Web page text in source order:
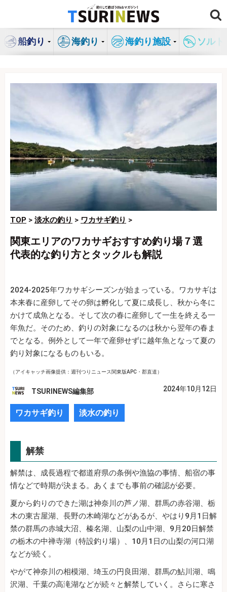
ン
船釣り 海釣り 海釣り施設 ソル
TOP > 淡水の釣り > ワカサギ釣り >
関東エリアのワカサギおすすめ釣り場７選
代表的な釣り方とタックルも解説
2024-2025年ワカサギシーズンが始まっている。ワカサギは
本来春に産卵してその卵は孵化して夏に成長し、秋から冬に
かけて成魚となる。そして次の春に産卵して一生を終える一
年魚だ。そのため、釣りの対象になるのは秋から翌年の春ま
でとなる。例外として一年で産卵せずに越年魚となって夏の
釣り対象になるものもいる。
（アイキャッチ画像提供：週刊つりニュース関東版APC・郡直道）
TSURINEWS編集部 2024年10月12日
ワカサギ釣り 淡水の釣り
解禁
解禁は、成長過程で都道府県の条例や漁協の事情、船宿の事
情などで時期が決まる。あくまでも事前の確認が必要。
夏から釣りのできた湖は神奈川の芦ノ湖、群馬の赤谷湖、栃
木の東古屋湖、長野の木崎湖などがあるが、やはり9月1日解
禁の群馬の赤城大沼、榛名湖、山梨の山中湖、9月20日解禁
の栃木の中禅寺湖（特設釣り場）、10月1日の山梨の河口湖
などが続く。
やがて神奈川の相模湖、埼玉の円良田湖、群馬の鮎川湖、鳴
沢湖、千葉の高滝湖などが続々と解禁していく。さらに寒さ